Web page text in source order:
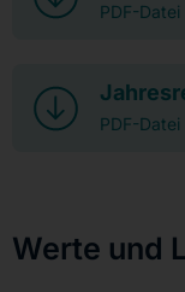
PDF-Datei
PDF-Datei
Werte und